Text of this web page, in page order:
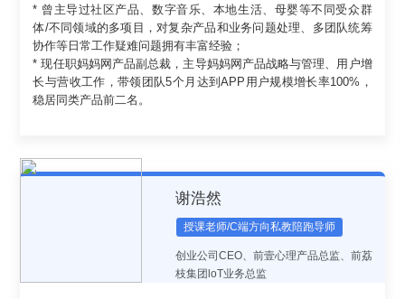
* 曾主导过社区产品、数字音乐、本地生活、母婴等不同受众群
体/不同领域的多项目，对复杂产品和业务问题处理、多团队统筹
协作等日常工作疑难问题拥有丰富经验；
* 现任职妈妈网产品副总裁，主导妈妈网产品战略与管理、用户增
长与营收工作，带领团队5个月达到APP用户规模增长率100%，
稳居同类产品前二名。
谢浩然
授课老师/C端方向私教陪跑导师
创业公司CEO、前壹心理产品总监、前荔
枝集团loT业务总监